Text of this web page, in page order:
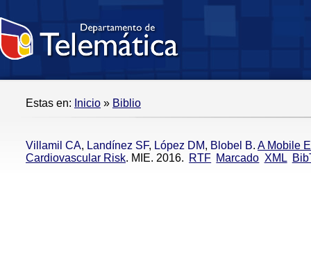
Estas en: Inicio » Biblio
Villamil CA, Landínez SF, López DM, Blobel B. A Mobile
Cardiovascular Risk. MIE. 2016. RTF Marcado XML